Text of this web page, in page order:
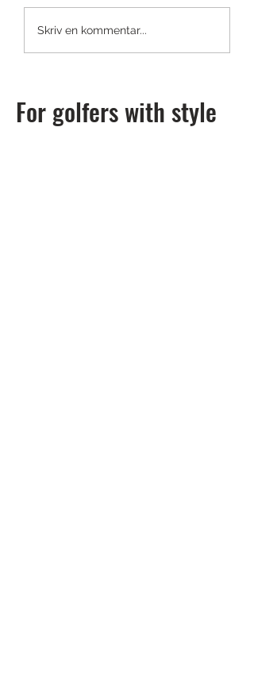
Shotscope LM1: en launch
Skriv en kommentar...
For golfers with style